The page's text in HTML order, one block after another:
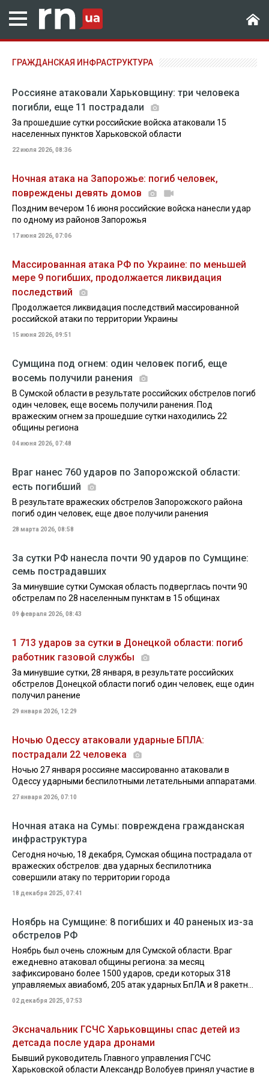
ГРАЖДАНСКАЯ ИНФРАСТРУКТУРА
Россияне атаковали Харьковщину: три человека
погибли, еще 11 пострадали
За прошедшие сутки российские войска атаковали 15
населенных пунктов Харьковской области
22 июля 2026, 08:36
Ночная атака на Запорожье: погиб человек,
повреждены девять домов
Поздним вечером 16 июня российские войска нанесли удар
по одному из районов Запорожья
17 июня 2026, 07:06
Массированная атака РФ по Украине: по меньшей
мере 9 погибших, продолжается ликвидация
последствий
Продолжается ликвидация последствий массированной
российской атаки по территории Украины
15 июня 2026, 09:51
Сумщина под огнем: один человек погиб, еще
восемь получили ранения
В Сумской области в результате российских обстрелов погиб
один человек, еще восемь получили ранения. Под
вражеским огнем за прошедшие сутки находились 22
общины региона
04 июня 2026, 07:48
Враг нанес 760 ударов по Запорожской области:
есть погибший
В результате вражеских обстрелов Запорожского района
погиб один человек, еще двое получили ранения
28 марта 2026, 08:58
За сутки РФ нанесла почти 90 ударов по Сумщине:
семь пострадавших
За минувшие сутки Сумская область подверглась почти 90
обстрелам по 28 населенным пунктам в 15 общинах
09 февраля 2026, 08:43
1 713 ударов за сутки в Донецкой области: погиб
работник газовой службы
За минувшие сутки, 28 января, в результате российских
обстрелов Донецкой области погиб один человек, еще один
получил ранение
29 января 2026, 12:29
Ночью Одессу атаковали ударные БПЛА:
пострадали 22 человека
Ночью 27 января россияне массированно атаковали в
Одессу ударными беспилотными летательными аппаратами.
27 января 2026, 07:10
Ночная атака на Сумы: повреждена гражданская
инфраструктура
Сегодня ночью, 18 декабря, Сумская община пострадала от
вражеских обстрелов: два ударных беспилотника
совершили атаку по территории города
18 декабря 2025, 07:41
Ноябрь на Сумщине: 8 погибших и 40 раненых из-за
обстрелов РФ
Ноябрь был очень сложным для Сумской области. Враг
ежедневно атаковал общины региона: за месяц
зафиксировано более 1500 ударов, среди которых 318
управляемых авиабомб, 205 атак ударных БпЛА и 8 ракетн...
02 декабря 2025, 07:53
Эксначальник ГСЧС Харьковщины спас детей из
детсада после удара дронами
Бывший руководитель Главного управления ГСЧС
Харьковской области Александр Волобуев принял участие в